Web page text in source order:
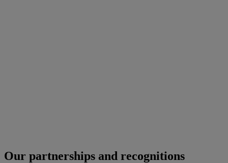
Our partnerships and recognitions